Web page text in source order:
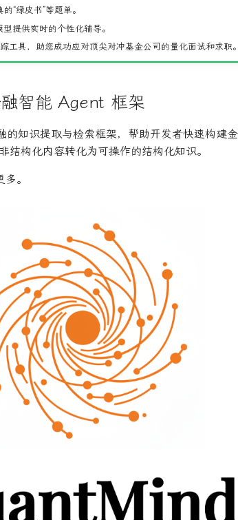
“绿皮书”等题单。
提供实时的个性化辅导。
工具，助您成功应对顶尖对冲基金公司的量化面试和求职
智能 Agent 框架
知识提取与检索框架，帮助开发者快速构建
构化内容转化为可操作的结构化知识。
多。